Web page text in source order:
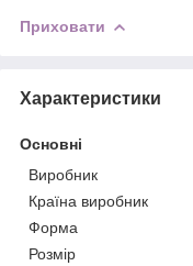
Приховати
Характеристики
Основні
Виробник
Країна виробник
Форма
Розмір